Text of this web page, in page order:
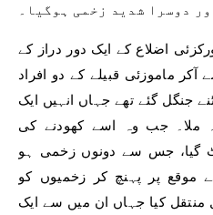
دوسرا شدید زخمی ہوگیا۔
اضلاع کے ایک دور دراز کے
ماموزئی قبیلے کے دو افراد
جنگل گئے تھے جہاں انہیں ایک
ملا۔ جب وہ اسے کھودنے کی
گیا، جس سے دونوں زخمی ہو
کی ٹیم نے موقع پر پہنچ کر زخمیوں کو
منتقل کیا جہاں ان میں سے ایک